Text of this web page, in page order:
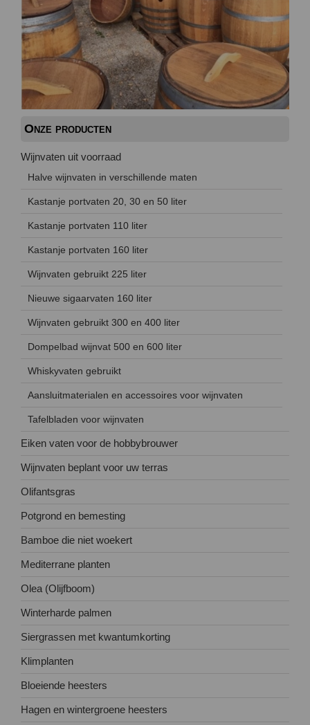
Onze producten
Wijnvaten uit voorraad
Halve wijnvaten in verschillende maten
Kastanje portvaten 20, 30 en 50 liter
Kastanje portvaten 110 liter
Kastanje portvaten 160 liter
Wijnvaten gebruikt 225 liter
Nieuwe sigaarvaten 160 liter
Wijnvaten gebruikt 300 en 400 liter
Dompelbad wijnvat 500 en 600 liter
Whiskyvaten gebruikt
Aansluitmaterialen en accessoires voor wijnvaten
Tafelbladen voor wijnvaten
Eiken vaten voor de hobbybrouwer
Wijnvaten beplant voor uw terras
Olifantsgras
Potgrond en bemesting
Bamboe die niet woekert
Mediterrane planten
Olea (Olijfboom)
Winterharde palmen
Siergrassen met kwantumkorting
Klimplanten
Bloeiende heesters
Hagen en wintergroene heesters